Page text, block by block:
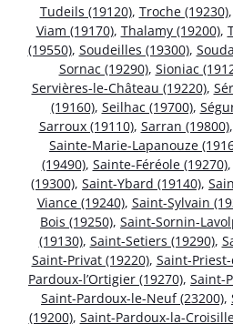
Tudeils (19120), Troche (19230),
Viam (19170), Thalamy (19200),
(19550), Soudeilles (19300),
Sornac (19290), Sioniac
Servières-le-Château (19220),
(19160), Seilhac (19700),
Sarroux (19110), Sarran (19800),
Sainte-Marie-Lapanouze
(19490), Sainte-Féréole (19270),
(19300), Saint-Ybard (19140),
Viance (19240), Saint-Sylvain
Bois (19250), Saint-Sornin-
(19130), Saint-Setiers (19290),
Saint-Privat (19220), Saint-
Pardoux-l’Ortigier (19270), Saint-
Saint-Pardoux-le-Neuf (23200),
(19200), Saint-Pardoux-la-